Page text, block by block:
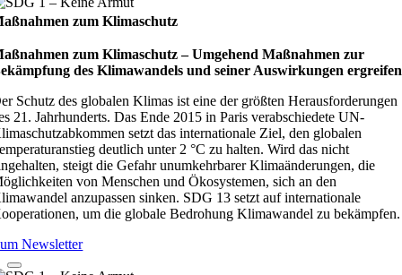
zum Klimaschutz
zum Klimaschutz – Umge­hend Maß­nah­men zur
des Kli­ma­wan­dels und sei­ner Aus­wir­kun­gen ergrei­fen
Schutz des globalen Klimas ist eine der größten Herausforderungen
21. Jahrhunderts. Das Ende 2015 in Paris verabschiedete UN-
setzt das internationale Ziel, den globalen
deutlich unter 2 °C zu halten. Wird das nicht
steigt die Gefahr unumkehrbarer Klimaänderungen, die
von Menschen und Ökosystemen, sich an den
anzupassen sinken. SDG 13 setzt auf internationale
um die globale Bedrohung Klimawandel zu bekämpfen.
Newsletter